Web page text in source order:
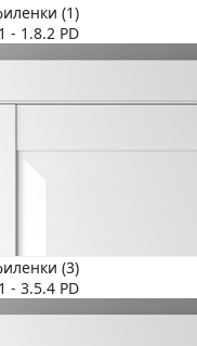
(1)
- 1.8.2 PD
(3)
- 3.5.4 PD